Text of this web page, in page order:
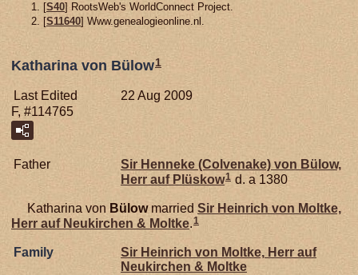
[S40] RootsWeb's WorldConnect Project.
[S11640] Www.genealogieonline.nl.
Katharina von Bülow1
Last Edited
22 Aug 2009
F, #114765
Father Sir Henneke (Colvenake) von Bülow,
Herr auf Plüskow1 d. a 1380
Katharina von Bülowmarried Sir Heinrich von Moltke,
Herr auf Neukirchen & Moltke.1
Family Sir Heinrich von Moltke, Herr auf
Neukirchen & Moltke